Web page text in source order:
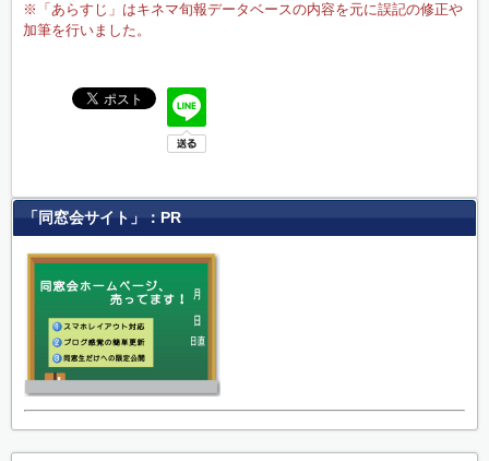
※「あらすじ」はキネマ旬報データベースの内容を元に誤記の修正や
加筆を行いました。
「同窓会サイト」：PR